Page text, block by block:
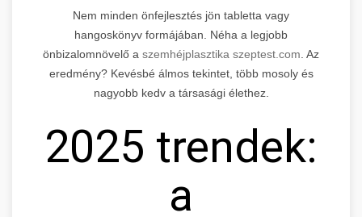
Nem minden önfejlesztés jön tabletta vagy
hangoskönyv formájában. Néha a legjobb
önbizalomnövelő a szemhéjplasztika szeptest.com . Az
eredmény? Kevésbé álmos tekintet, több mosoly és
nagyobb kedv a társasági élethez.
2025 trendek:
a